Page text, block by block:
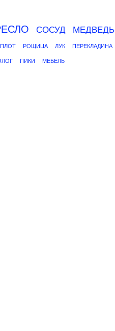
СОСУД МЕДВЕДЬ
ПЛОТ РОЩИЦА ЛУК ПЕРЕКЛАДИНА
ПИКИ МЕБЕЛЬ